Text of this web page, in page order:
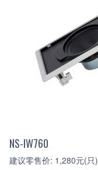
NS-IW760
建议零售价: 1,280元(只)